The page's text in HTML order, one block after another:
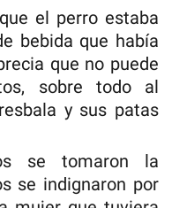
el perro estaba
bebida que había
que no puede
sobre todo al
y sus patas
se tomaron la
se indignaron por